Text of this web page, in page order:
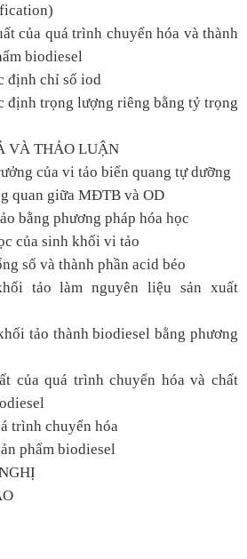
của quá trình chuyển hóa và thành
biodiesel
định chỉ số iod
định trọng lượng riêng bằng tỷ trọng
VÀ THẢO LUẬN
của vi tảo biển quang tự dưỡng
quan giữa MĐTB và OD
bằng phương pháp hóa học
của sinh khối vi tảo
số và thành phần acid béo
tảo làm nguyên liệu sản xuất
tảo thành biodiesel bằng phương
của quá trình chuyển hóa và chất
trình chuyển hóa
phẩm biodiesel